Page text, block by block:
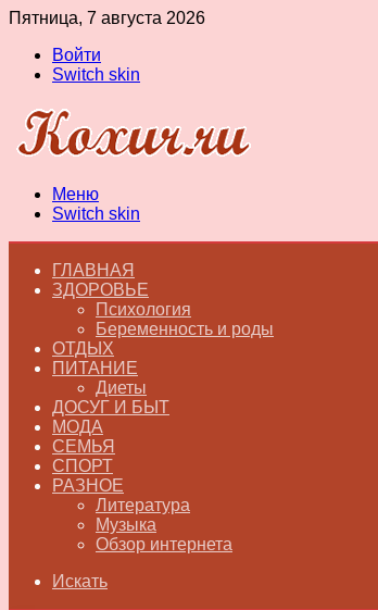
Пятница, 7 августа 2026
Войти
Switch skin
Меню
Switch skin
ГЛАВНАЯ
ЗДОРОВЬЕ
Психология
Беременность и роды
ОТДЫХ
ПИТАНИЕ
Диеты
ДОСУГ И БЫТ
МОДА
СЕМЬЯ
СПОРТ
РАЗНОЕ
Литература
Музыка
Обзор интернета
Искать